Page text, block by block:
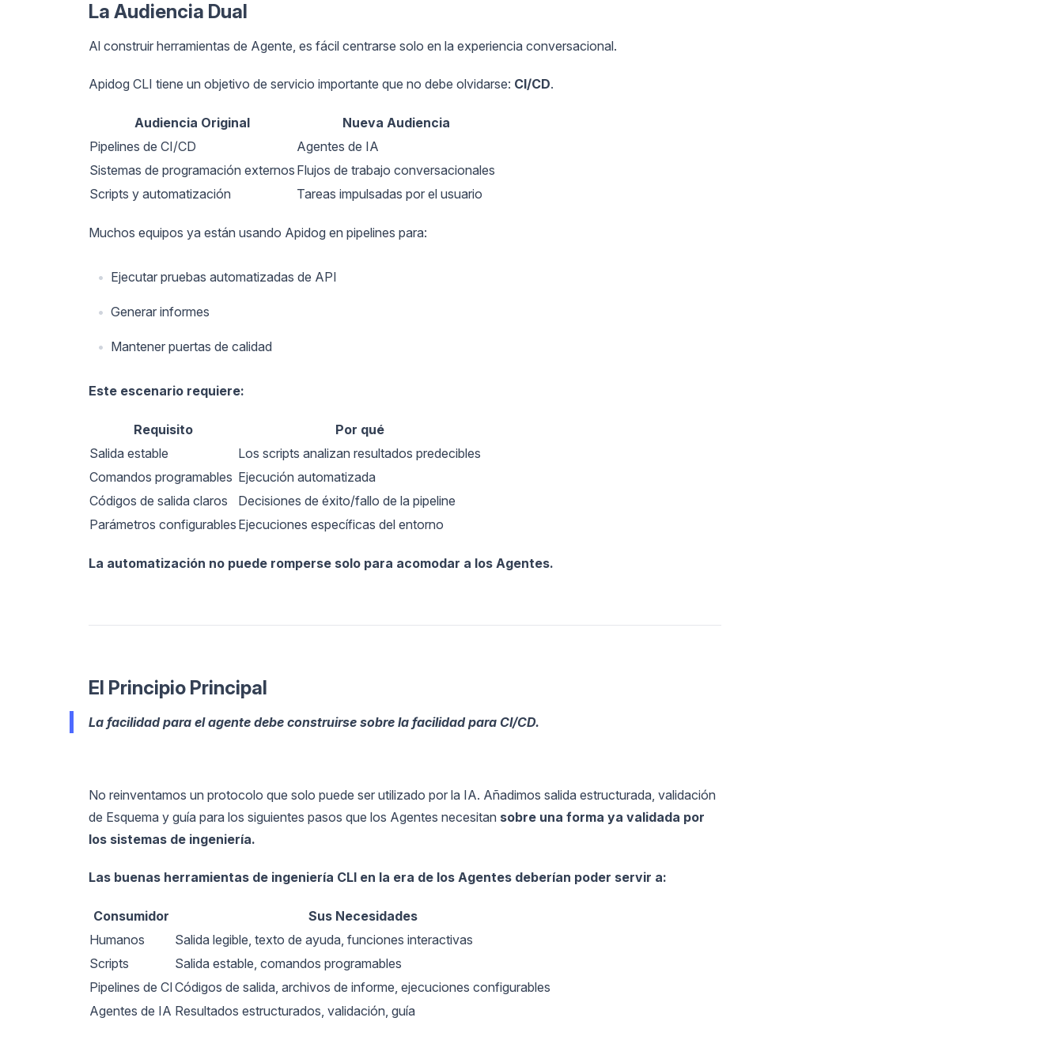
La Audiencia Dual
Al construir herramientas de Agente, es fácil centrarse solo en la experiencia conversacional.
Apidog CLI tiene un objetivo de servicio importante que no debe olvidarse: CI/CD.
Audiencia Original
Nueva Audiencia
Pipelines de CI/CD
Agentes de IA
Sistemas de programación externos Flujos de trabajo conversacionales
Scripts y automatización
Tareas impulsadas por el usuario
Muchos equipos ya están usando Apidog en pipelines para:
Ejecutar pruebas automatizadas de API
Generar informes
Mantener puertas de calidad
Este escenario requiere:
Requisito
Por qué
Salida estable
Los scripts analizan resultados predecibles
Comandos programables Ejecución automatizada
Códigos de salida claros
Decisiones de éxito/fallo de la pipeline
Parámetros configurables Ejecuciones específicas del entorno
La automatización no puede romperse solo para acomodar a los Agentes.
El Principio Principal
La facilidad para el agente debe construirse sobre la facilidad para CI/CD.
No reinventamos un protocolo que solo puede ser utilizado por la IA. Añadimos salida estructurada, validación
de Esquema y guía para los siguientes pasos que los Agentes necesitan sobre una forma ya validada por
los sistemas de ingeniería.
Las buenas herramientas de ingeniería CLI en la era de los Agentes deberían poder servir a:
Consumidor
Sus Necesidades
Humanos
Salida legible, texto de ayuda, funciones interactivas
Scripts
Salida estable, comandos programables
Pipelines de CICódigos de salida, archivos de informe, ejecuciones configurables
Agentes de IA Resultados estructurados, validación, guía